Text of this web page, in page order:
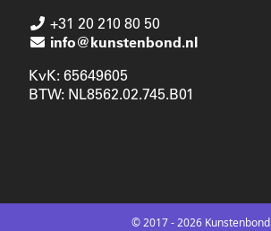
+31 20 210 80 50
info@kunstenbond.nl
KvK: 65649605
BTW: NL8562.02.745.B01
© 2017 - 2026 Kunstenbond